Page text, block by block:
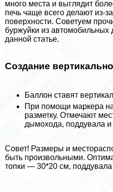
много места и выглядит
печь чаще всего делают из-
поверхности. Советуем
буржуйки из автомобильных
данной статье.
Создание
Баллон ставят
При помощи маркера
разметку. Отмечают
дымохода, поддувала и
Совет! Размеры и
быть произвольными.
топки — 30*20 см,